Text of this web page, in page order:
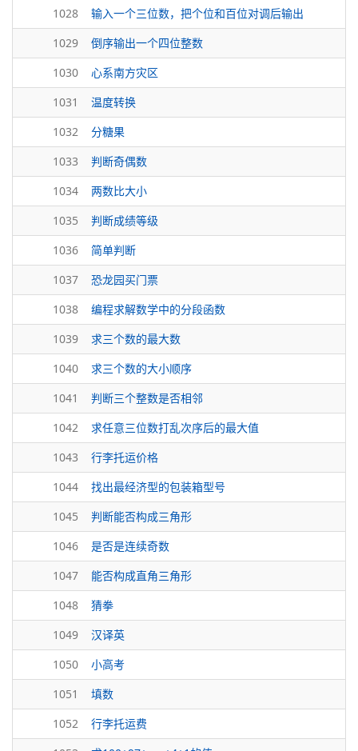
1028
输入一个三位数，把个位和百位对调后输出
1029
倒序输出一个四位整数
1030
心系南方灾区
1031
温度转换
1032
分糖果
1033
判断奇偶数
1034
两数比大小
1035
判断成绩等级
1036
简单判断
1037
恐龙园买门票
1038
编程求解数学中的分段函数
1039
求三个数的最大数
1040
求三个数的大小顺序
1041
判断三个整数是否相邻
1042
求任意三位数打乱次序后的最大值
1043
行李托运价格
1044
找出最经济型的包装箱型号
1045
判断能否构成三角形
1046
是否是连续奇数
1047
能否构成直角三角形
1048
猜拳
1049
汉译英
1050
小高考
1051
填数
1052
行李托运费